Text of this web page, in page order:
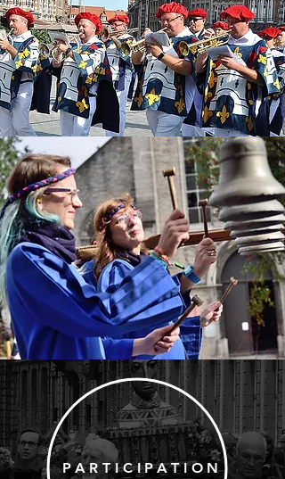
PARTICIPATION